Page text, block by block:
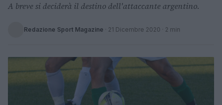
A breve si deciderà il destino dell'attaccante argentino.
Redazione Sport Magazine · 21 Dicembre 2020 · 2 min